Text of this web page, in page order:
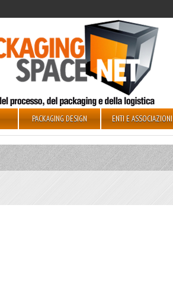
PACKAGING DESIGN ENTI E ASSOCIAZIONI